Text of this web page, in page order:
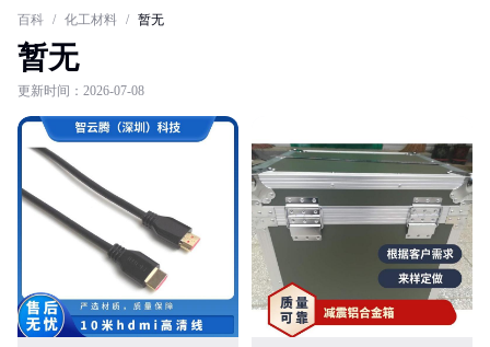
百科 / 化工材料 / 暂无
暂无
更新时间：2026-07-08